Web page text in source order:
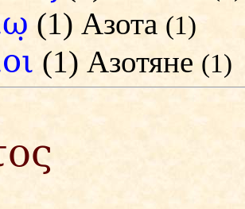
(1) Азота (1)
(1) Азотяне (1)